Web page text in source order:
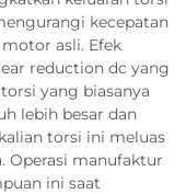
kecepatan
asli. Efek
reduction dc yang
yang biasanya
lebih besar dan
torsi ini meluas
Operasi manufaktur
ini saat